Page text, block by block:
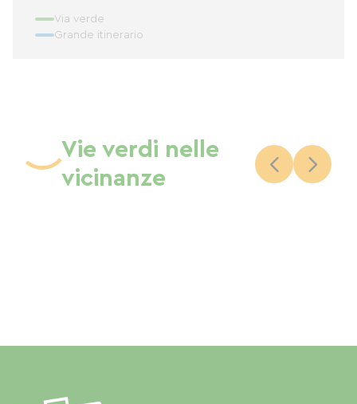
Via verde
Grande itinerario
Vie verdi nelle
vicinanze